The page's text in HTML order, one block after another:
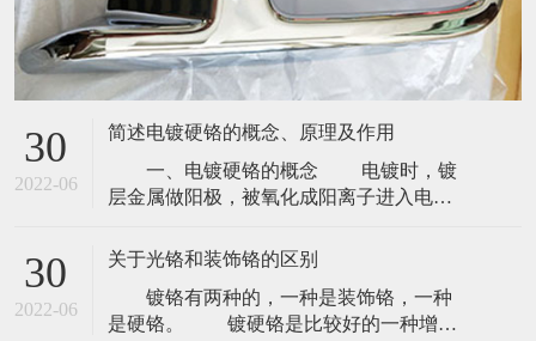
30
2022-06
简述电镀硬铬的概念、原理及作用
一、电镀硬铬的概念 电镀时，镀
层金属做阳极，被氧化成阳离子进入电镀
阳离子在金属表面被还原形成镀层。为排
除其它阳离子的干扰，且使镀层均匀、牢
固，需用含镀层金属阳离子的溶液做电镀
液，以保持镀层金属阳离子的浓度不变。
30
2022-06
关于光铬和装饰铬的区别
镀铬有两种的，一种是装饰铬，一种
是硬铬。 镀硬铬是比较好的一种增加